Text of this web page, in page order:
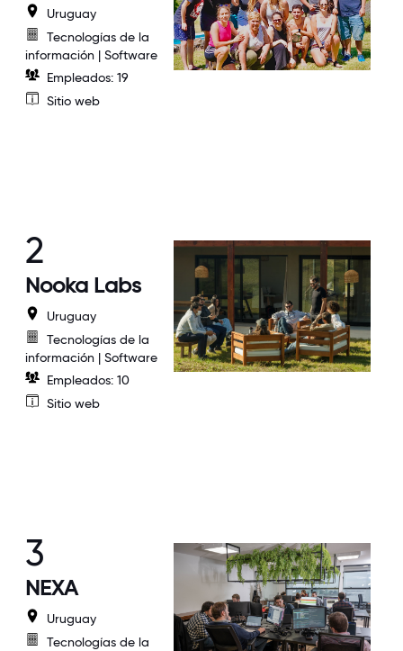
Uruguay
Tecnologías de la
información | Software
Empleados: 19
Sitio web
2
Nooka Labs
Uruguay
Tecnologías de la
información | Software
Empleados: 10
Sitio web
3
NEXA
Uruguay
Tecnologías de la